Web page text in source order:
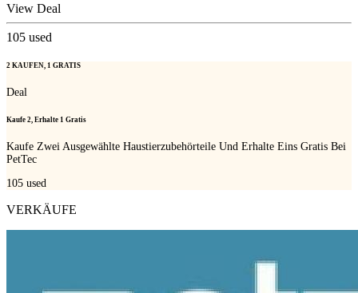
View Deal
105 used
2 KAUFEN, 1 GRATIS
Deal
Kaufe 2, Erhalte 1 Gratis
Kaufe Zwei Ausgewählte Haustierzubehörteile Und Erhalte Eins Gratis Bei
PetTec
105 used
VERKÄUFE